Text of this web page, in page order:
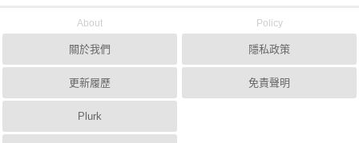
About
關於我們
更新履歷
Plurk
Policy
隱私政策
免責聲明